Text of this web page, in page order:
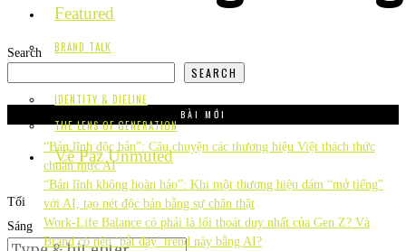
Featured
BRAND TALK
IDENTITY & DIELINE
THE LENS OF GENERATION
Về Paz Unmuted
Tối
Sáng
Search
SEARCH
BÀI MỚI
“Bản lĩnh độc bản”: Câu chuyện các thương hiệu Việt thách thức
chuẩn mực AI
“Bản lĩnh không hoàn hảo”: Khi một thương hiệu dám “mở tiếng”
với AI, tạo nét độc bản bằng sự chân thật
Work-Life Balance có phải là lối thoát duy nhất của Gen Z? Và
Brand có nên ‘bắt đáy’ trend này bằng AI?